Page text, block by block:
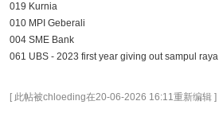
019 Kurnia
010 MPI Geberali
004 SME Bank
061 UBS - 2023 first year giving out sampul raya
[ 此帖被chloeding在20-06-2026 16:11重新编辑 ]